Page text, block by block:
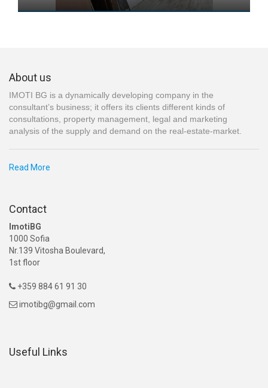
About us
IMOTI BG is a dynamically developing company in the
consultant’s business; it offers its clients different kinds of
consultations, property management, legal and marketing
analysis of the supply and demand on the real-estate-market.
Read More
Contact
ImotiBG
1000 Sofia
Nr.139 Vitosha Boulevard,
1st floor
 +359 884 61 91 30
 imotibg@gmail.com
Useful Links